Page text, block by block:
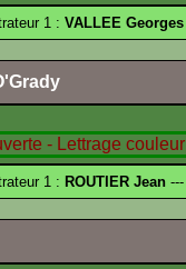
1 : VALLEE Georges
1 : ROUTIER Jean ---